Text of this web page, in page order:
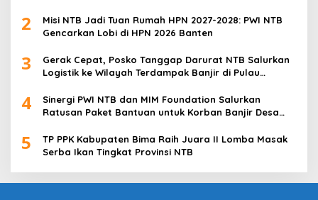
2
Misi NTB Jadi Tuan Rumah HPN 2027-2028: PWI NTB
Gencarkan Lobi di HPN 2026 Banten
3
Gerak Cepat, Posko Tanggap Darurat NTB Salurkan
Logistik ke Wilayah Terdampak Banjir di Pulau
4
Sinergi PWI NTB dan MIM Foundation Salurkan
Ratusan Paket Bantuan untuk Korban Banjir Desa
5
TP PPK Kabupaten Bima Raih Juara II Lomba Masak
Serba Ikan Tingkat Provinsi NTB